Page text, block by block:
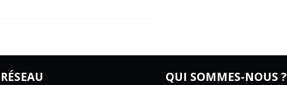
QUI SOMMES-NOUS ?